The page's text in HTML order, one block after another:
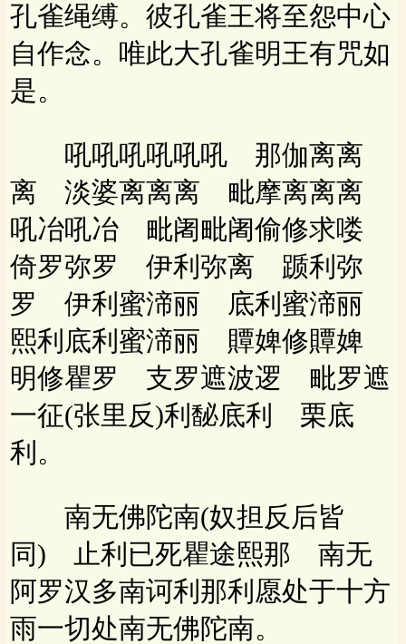
孔雀绳缚。彼孔雀王将至怨中心
自作念。唯此大孔雀明王有咒如
是。
吼吼吼吼吼吼 那伽离离
离 淡婆离离离 毗摩离离离
吼冶吼冶 毗阇毗阇偷修求喽
倚罗弥罗 伊利弥离 踬利弥
罗 伊利蜜渧丽 底利蜜渧丽
熙利底利蜜渧丽 贉婢修贉婢
明修瞿罗 支罗遮波逻 毗罗遮
一征(张里反)利馝底利 栗底
利。
南无佛陀南(奴担反后皆
同) 止利已死瞿途熙那 南无
阿罗汉多南诃利那利愿处于十方
雨一切处南无佛陀南。